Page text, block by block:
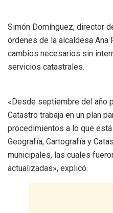
Simón Domínguez, director
órdenes de la alcaldesa Ana
cambios necesarios sin
servicios catastrales.
«Desde septiembre del año
Catastro trabaja en un plan
procedimientos a lo que
Geografía, Cartografía y
municipales, las cuales
actualizadas», explicó.